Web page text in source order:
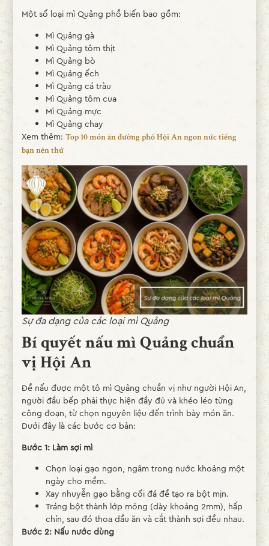
Một số loại mì Quảng phổ biến bao gồm:
Mì Quảng gà
Mì Quảng tôm thịt
Mì Quảng bò
Mì Quảng ếch
Mì Quảng cá tràu
Mì Quảng tôm cua
Mì Quảng mực
Mì Quảng chay
Xem thêm: Top 10 món ăn đường phố Hội An ngon nức tiếng
bạn nên thử
Sự đa dạng của các loại mì Quảng
Bí quyết nấu mì Quảng chuẩn
vị Hội An
Để nấu được một tô mì Quảng chuẩn vị như người Hội An,
người đầu bếp phải thực hiện đầy đủ và khéo léo từng
công đoạn, từ chọn nguyên liệu đến trình bày món ăn.
Dưới đây là các bước cơ bản:
Bước 1: Làm sợi mì
Chọn loại gạo ngon, ngâm trong nước khoảng một
ngày cho mềm.
Xay nhuyễn gạo bằng cối đá để tạo ra bột mịn.
Tráng bột thành lớp mỏng (dày khoảng 2mm), hấp
chín, sau đó thoa dầu ăn và cắt thành sợi đều nhau.
Bước 2: Nấu nước dùng